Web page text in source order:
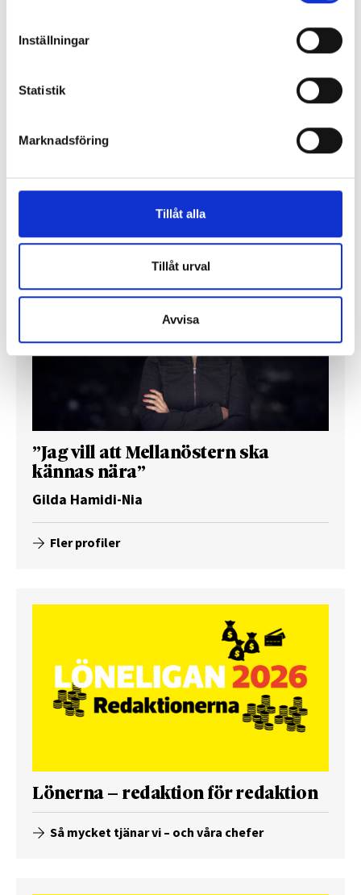
Inställningar
Statistik
Marknadsföring
Tillåt alla
Tillåt urval
Avvisa
techjättarna”
Replik: ”Tv-mediet har svårare att bära verklig
PROFIL
”Jag vill att Mellanöstern ska
kännas nära”
Gilda Hamidi-Nia
Fler profiler
Lönerna – redaktion för redaktion
Så mycket tjänar vi – och våra chefer